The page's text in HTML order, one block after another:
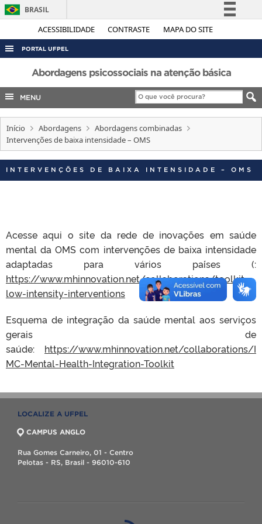
ACESSIBILIDADE CONTRASTE MAPA DO SITE
BRASIL
Simplifique!
Acesso à informação
Legislação
Canais
PORTAL UFPEL
ACESSO À INFORMAÇÃO
AUDITORIA
COBALTO
CONCURSOS
INTERNACIONAL
Abordagens psicossociais na atenção básica
MENU
Início Abordagens
Abordagens combinadas
Intervenções de baixa intensidade – OMS
INTERVENÇÕES DE BAIXA INTENSIDADE – OMS
Acesse aqui o site da rede de inovações em saúde
mental da OMS com intervenções de baixa intensidade
adaptadas para vários pa´íses (:
https://www.mhinnovation.net/collaborations/toolkit-
low-intensity-interventions
Esquema de integração da saúde mental aos serviços
gerais de
saúde: https://www.mhinnovation.net/collaborations/I
MC-Mental-Health-Integration-Toolkit
LOCALIZE A UFPEL
CAMPUS ANGLO
Rua Gomes Carneiro, 01 - Centro
Pelotas - RS, Brasil - 96010-610